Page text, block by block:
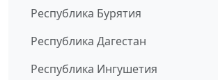
Республика Бурятия
Республика Дагестан
Республика Ингушетия